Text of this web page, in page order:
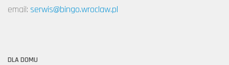
email: serwis@bingo.wroclaw.pl
DLA DOMU